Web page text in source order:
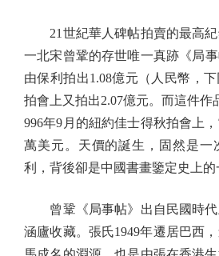
21世紀華人碑帖拍賣的最高紀
一北宋曾鞏的存世唯一真跡《局
由保利拍出1.08億元（人民幣，
拍會上又拍出2.07億元。而這件作
996年9月的紐約佳士得秋拍會上
萬美元。天價的誕生，固然是一
利，背後卻是中國書畫鑒定史上的
曾鞏《局事帖》出自民國時代
涵廬收藏。張氏1949年遷居巴西